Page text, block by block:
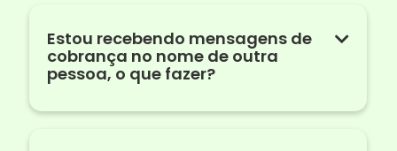
Estou recebendo mensagens de
cobrança no nome de outra
pessoa, o que fazer?